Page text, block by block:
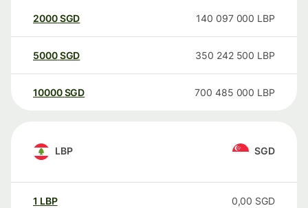
2000SGD 140 097 000 LBP
5000SGD 350 242 500 LBP
10000 SGD 700 485 000 LBP
LBP SGD
1 LBP 0,00 SGD